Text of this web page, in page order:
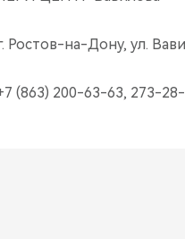
Ростов-на-Дону, ул.
(863) 200-63-63, 273-28-